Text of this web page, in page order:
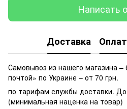
Написать
Доставка
Самовывоз из нашего магазина –
почтой» по Украине – от 70 грн.
по тарифам службы доставки.
(минимальная наценка на товар)